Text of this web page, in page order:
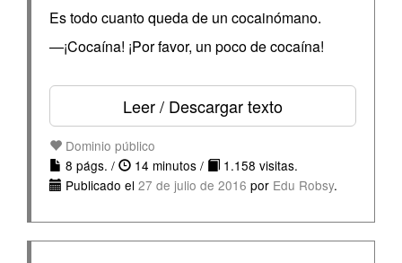
Es todo cuanto queda de un cocainómano.
—¡Cocaína! ¡Por favor, un poco de cocaína!
Leer / Descargar texto
Dominio público
8 págs. /
14 minutos /
1.158 visitas.
Publicado el 27 de julio de 2016 por Edu Robsy.